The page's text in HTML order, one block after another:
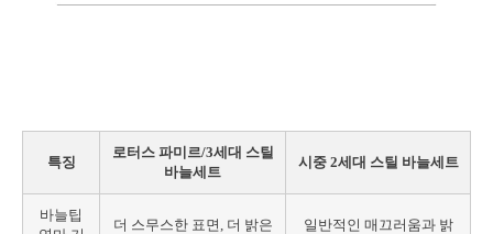
특징
로터스 파미르/3세대 스틸
바늘세트
시중 2세대 스틸 바늘세트
바늘팁
더 스무스한 표면, 더 밝은
일반적인 매끄러움과 밝